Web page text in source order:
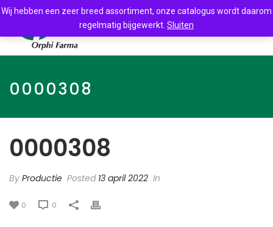
0000308
0000308
By Productie Posted 13 april 2022 In
0 0
Wij hebben een zeer breed assortiment, onze catalogus wordt daarom
regelmatig bijgewerkt. Sluiten